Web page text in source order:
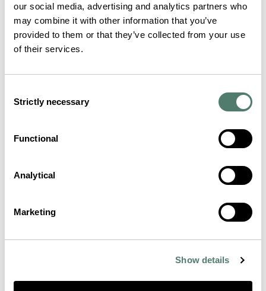
our social media, advertising and analytics partners who
may combine it with other information that you’ve
provided to them or that they’ve collected from your use
of their services.
Selection
Strictly necessary
Functional
Analytical
Marketing
Show details